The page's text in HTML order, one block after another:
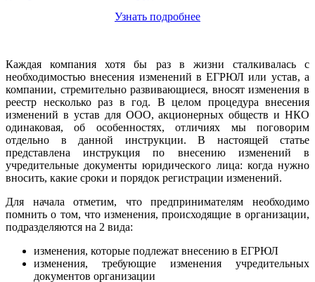
Узнать подробнее
Каждая компания хотя бы раз в жизни сталкивалась с
необходимостью внесения изменений в ЕГРЮЛ или устав, а
компании, стремительно развивающиеся, вносят изменения в
реестр несколько раз в год. В целом процедура внесения
изменений в устав для ООО, акционерных обществ и НКО
одинаковая, об особенностях, отличиях мы поговорим
отдельно в данной инструкции. В настоящей статье
представлена инструкция по внесению изменений в
учредительные документы юридического лица: когда нужно
вносить, какие сроки и порядок регистрации изменений.
Для начала отметим, что предпринимателям необходимо
помнить о том, что изменения, происходящие в организации,
подразделяются на 2 вида:
изменения, которые подлежат внесению в ЕГРЮЛ
изменения, требующие изменения учредительных
документов организации